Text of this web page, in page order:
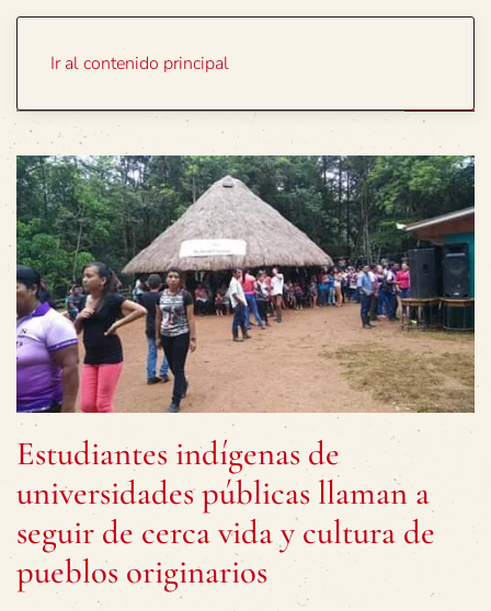
Ir al contenido principal
Estudiantes indígenas de
universidades públicas llaman a
seguir de cerca vida y cultura de
pueblos originarios